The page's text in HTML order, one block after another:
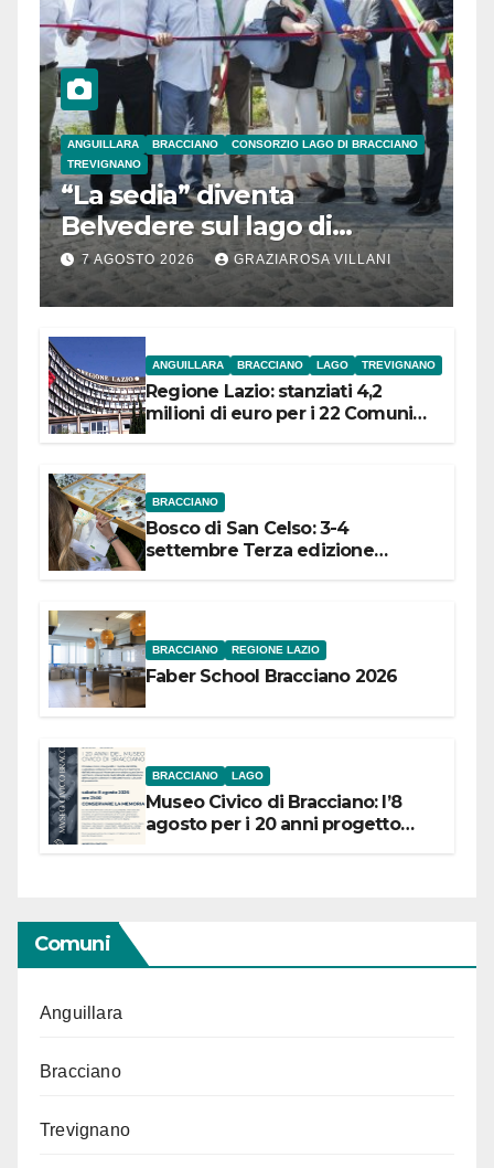
ANGUILLARA BRACCIANO
CONSORZIO LAGO DI BRACCIANO
TREVIGNANO
“La sedia” diventa
Belvedere sul lago di
Bracciano: ieri
l’inaugurazione
7 AGOSTO 2026 GRAZIAROSA VILLANI
ANGUILLARA BRACCIANO LAGO TREVIGNANO
Regione Lazio: stanziati 4,2
milioni di euro per i 22 Comuni
BRACCIANO
Bosco di San Celso: 3-4
settembre Terza edizione
BRACCIANO REGIONE LAZIO
Faber School Bracciano 2026
BRACCIANO LAGO
Museo Civico di Bracciano: l’8
agosto per i 20 anni progetto
Comuni
Anguillara
Bracciano
Trevignano